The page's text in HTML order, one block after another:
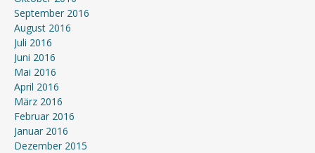
September 2016
August 2016
Juli 2016
Juni 2016
Mai 2016
April 2016
März 2016
Februar 2016
Januar 2016
Dezember 2015